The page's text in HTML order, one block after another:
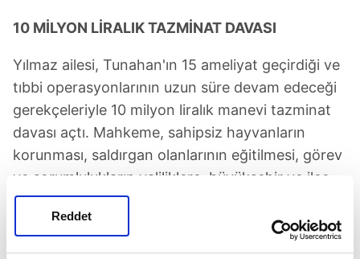
Reddet
10 MİLYON LİRALIK TAZMİNAT DAVASI
Yılmaz ailesi, Tunahan'ın 15 ameliyat geçirdiği ve
tıbbi operasyonlarının uzun süre devam edeceği
gerekçeleriyle 10 milyon liralık manevi tazminat
davası açtı. Mahkeme, sahipsiz hayvanların
korunması, saldırgan olanlarının eğitilmesi, görev
ve sorumlulukların valiliklere, büyükşehir ve ilçe
belediyelerine ait olduğuna kanaat getirdi.
Mahkeme, manevi tazminat talebinin kısmen